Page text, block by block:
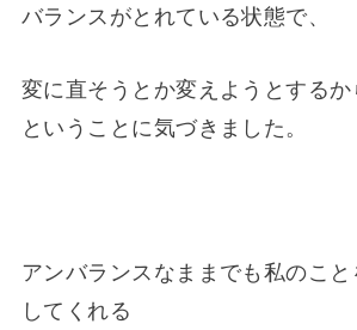
バランスがとれている状態で、
変に直そうとか変えようとするか
ということに気づきました。
アンバランスなままでも私のこ
してくれる